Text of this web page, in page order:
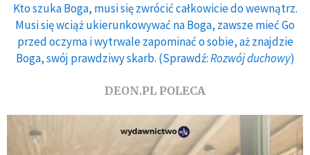
Kto szuka Boga, musi się zwrócić całkowicie do wewnątrz.
Musi się wciąż ukierunkowywać na Boga, zawsze mieć Go
przed oczyma i wytrwale zapominać o sobie, aż znajdzie
Boga, swój prawdziwy skarb. (Sprawdź:Rozwój duchowy)
DEON.PL POLECA